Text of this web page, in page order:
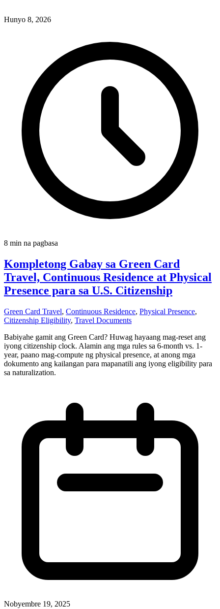
Hunyo 8, 2026
8 min na pagbasa
Kompletong Gabay sa Green Card
Travel, Continuous Residence at Physical
Presence para sa U.S. Citizenship
Green Card Travel, Continuous Residence, Physical Presence,
Citizenship Eligibility, Travel Documents
Babiyahe gamit ang Green Card? Huwag hayaang mag-reset ang
iyong citizenship clock. Alamin ang mga rules sa 6-month vs. 1-
year, paano mag-compute ng physical presence, at anong mga
dokumento ang kailangan para mapanatili ang iyong eligibility para
sa naturalization.
Nobyembre 19, 2025